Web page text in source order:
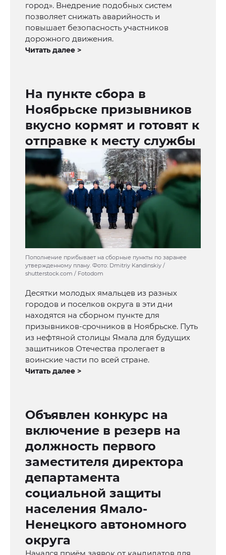
город». Внедрение подобных систем
позволяет снижать аварийность и
повышает безопасность участников
дорожного движения.
Читать далее >
На пункте сбора в
Ноябрьске призывников
вкусно кормят и готовят к
отправке к месту службы
Пополнение прибывает на сборные пункты по заранее
утвержденному плану. Фото: Dmitriy Kandinskiy /
shutterstock.com / Fotodom
Десятки молодых ямальцев из разных
городов и поселков округа в эти дни
находятся на сборном пункте для
призывников-срочников в Ноябрьске. Путь
из нефтяной столицы Ямала для будущих
защитников Отечества пролегает в
воинские части по всей стране.
Читать далее >
Объявлен конкурс на
включение в резерв на
должность первого
заместителя директора
департамента
социальной защиты
населения Ямало-
Ненецкого автономного
округа